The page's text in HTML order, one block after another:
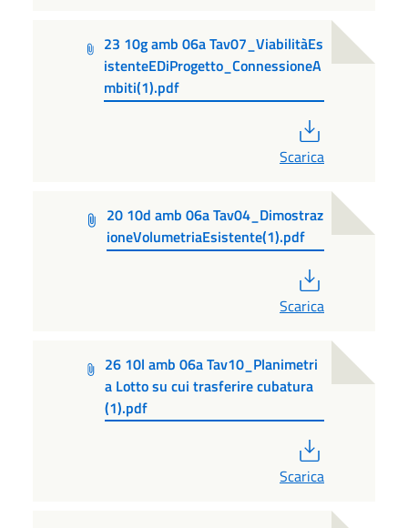
23 10g amb 06a Tav07_ViabilitàEs
istenteEDiProgetto_ConnessioneA
mbiti(1).pdf
Scarica
20 10d amb 06a Tav04_Dimostraz
ioneVolumetriaEsistente(1).pdf
Scarica
26 10l amb 06a Tav10_Planimetri
a Lotto su cui trasferire cubatura
(1).pdf
Scarica